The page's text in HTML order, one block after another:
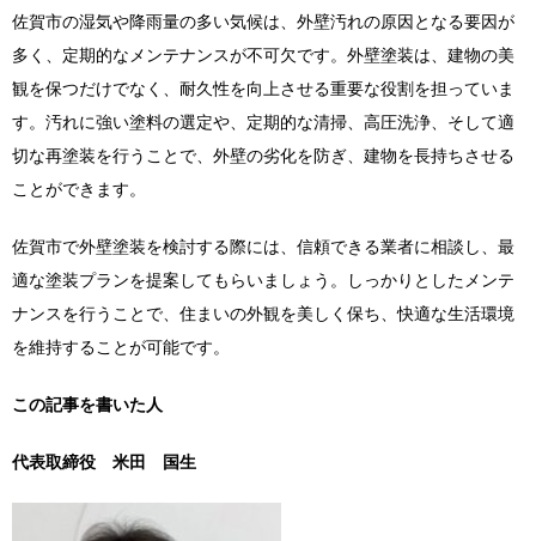
佐賀市の湿気や降雨量の多い気候は、外壁汚れの原因となる要因が
多く、定期的なメンテナンスが不可欠です。外壁塗装は、建物の美
観を保つだけでなく、耐久性を向上させる重要な役割を担っていま
す。汚れに強い塗料の選定や、定期的な清掃、高圧洗浄、そして適
切な再塗装を行うことで、外壁の劣化を防ぎ、建物を長持ちさせる
ことができます。
佐賀市で外壁塗装を検討する際には、信頼できる業者に相談し、最
適な塗装プランを提案してもらいましょう。しっかりとしたメンテ
ナンスを行うことで、住まいの外観を美しく保ち、快適な生活環境
を維持することが可能です。
この記事を書いた人
代表取締役 米田 国生